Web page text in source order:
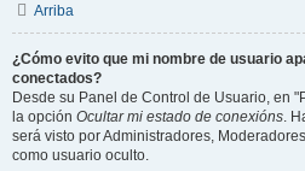
Arriba
¿Cómo evito que mi nombre de usuario
conectados?
Desde su Panel de Control de Usuario, en
la opción Ocultar mi estado de conexións.
será visto por Administradores,
como usuario oculto.